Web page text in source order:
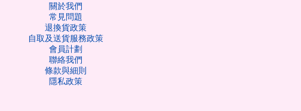
關於我們
常見問題
退換貨政策
自取及送貨服務政策
會員計劃
聯絡我們
條款與細則
隱私政策